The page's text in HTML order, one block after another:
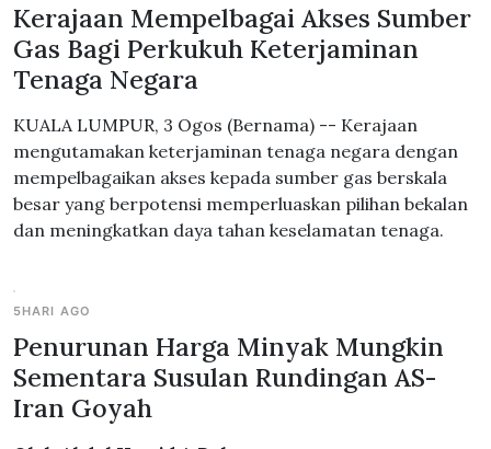
Kerajaan Mempelbagai Akses Sumber
Gas Bagi Perkukuh Keterjaminan
Tenaga Negara
KUALA LUMPUR, 3 Ogos (Bernama) -- Kerajaan
mengutamakan keterjaminan tenaga negara dengan
mempelbagaikan akses kepada sumber gas berskala
besar yang berpotensi memperluaskan pilihan bekalan
dan meningkatkan daya tahan keselamatan tenaga.
5HARI AGO
Penurunan Harga Minyak Mungkin
Sementara Susulan Rundingan AS-
Iran Goyah